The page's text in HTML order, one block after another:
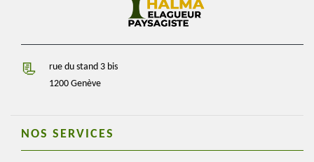
rue du stand 3 bis
1200 Genève
NOS SERVICES